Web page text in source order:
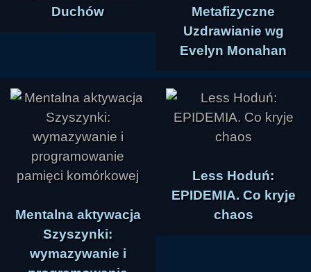
Duchów
Metafizyczne
Uzdrawianie wg
Evelyn Monahan
Mentalna aktywacja
Szyszynki:
wymazywanie i
Less Hoduń:
EPIDEMIA. Co kryje
chaos